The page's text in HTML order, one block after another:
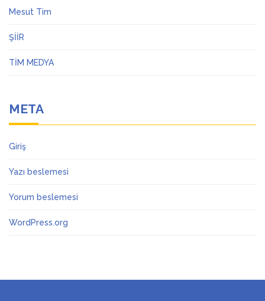
Mesut Tim
ŞİİR
TİM MEDYA
META
Giriş
Yazı beslemesi
Yorum beslemesi
WordPress.org